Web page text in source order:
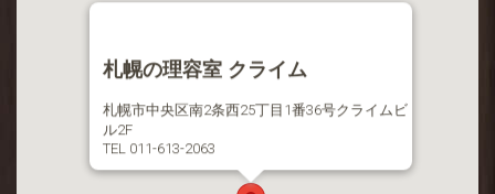
札幌の理容室 クライム
札幌市中央区南2条西25丁目1番36号クライムビ
ル2F
TEL 011-613-2063